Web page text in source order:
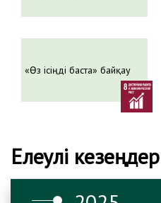
«Өз ісіңді баста» байқау
Елеулі кезеңдер